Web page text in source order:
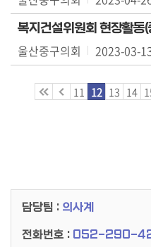
민
광
장
공
개
이
복지건설위원회 현장활동
울산중구의회 2023-03-
11 12 13 14
담당팀 : 의사계
전화번호 : 052-290-